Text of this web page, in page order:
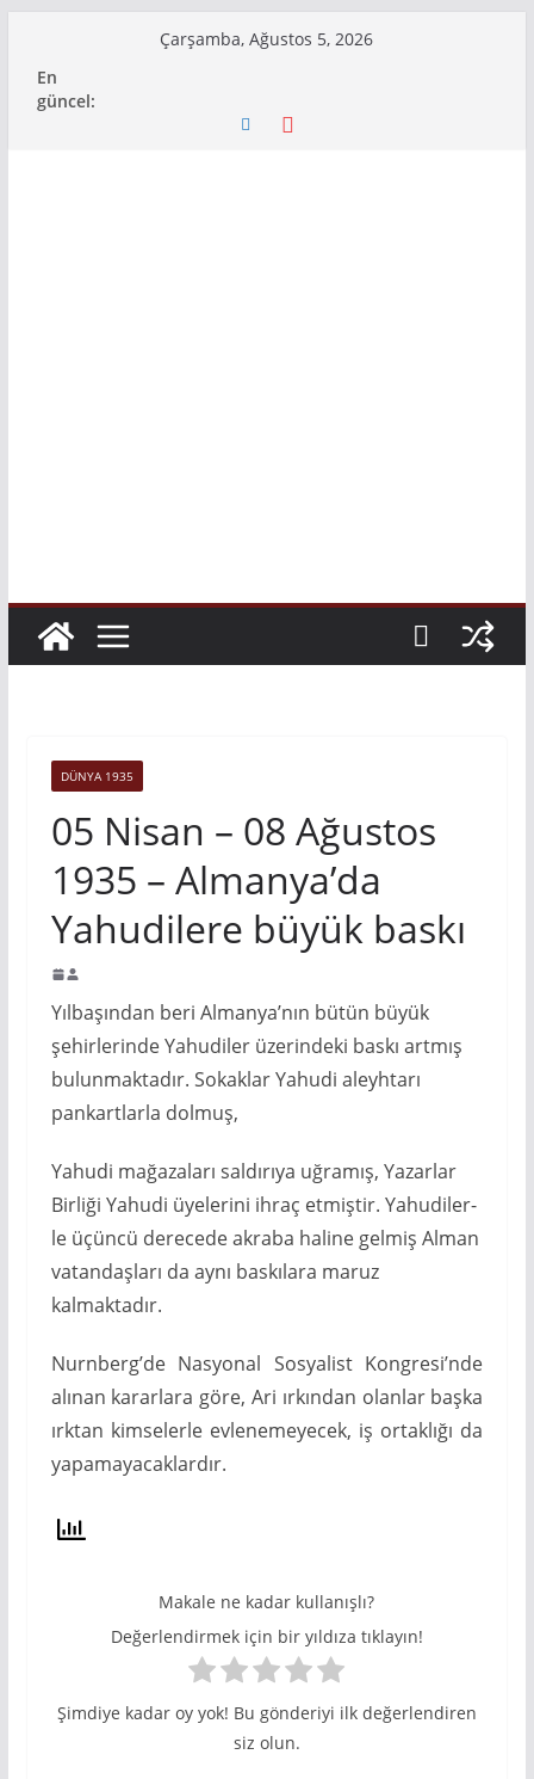
content
Çarşamba, Ağustos 5, 2026
En
güncel:
DÜNYA 1935
05 Nisan – 08 Ağustos
1935 – Almanya’da
Yahudilere büyük baskı
Yılbaşından beri Al­manya’nın bütün büyük
şehir­lerinde Yahudiler üzerindeki baskı artmış
bulunmaktadır. Sokaklar Yahudi aleyhtarı
pankartlarla dolmuş,
Yahudi mağazaları saldırıya uğramış, Yazarlar
Birliği Yahudi üyele­rini ihraç etmiştir. Yahudiler­
le üçüncü derecede akraba haline gelmiş Alman
vatan­daşları da aynı baskılara ma­ruz
kalmaktadır.
Nurnberg’de Nasyonal Sosyalist Kongresi’nde
alınan kararlara göre, Ari ırkından olanlar başka
ırktan kimseler­le evlenemeyecek, iş ortaklı­ğı da
yapamayacaklardır.
Makale ne kadar kullanışlı?
Değerlendirmek için bir yıldıza tıklayın!
Şimdiye kadar oy yok! Bu gönderiyi ilk değerlendiren
siz olun.